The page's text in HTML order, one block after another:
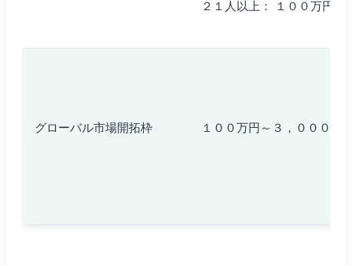
２１人以上： １００万円～
グローバル市場開拓枠 １００万円～３，０００万